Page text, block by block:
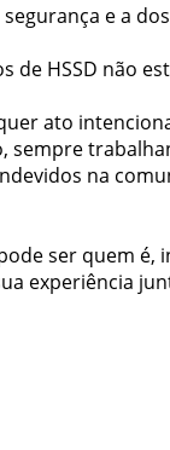
e a
de HSSD não
ato
na
ser quem é,
experiência